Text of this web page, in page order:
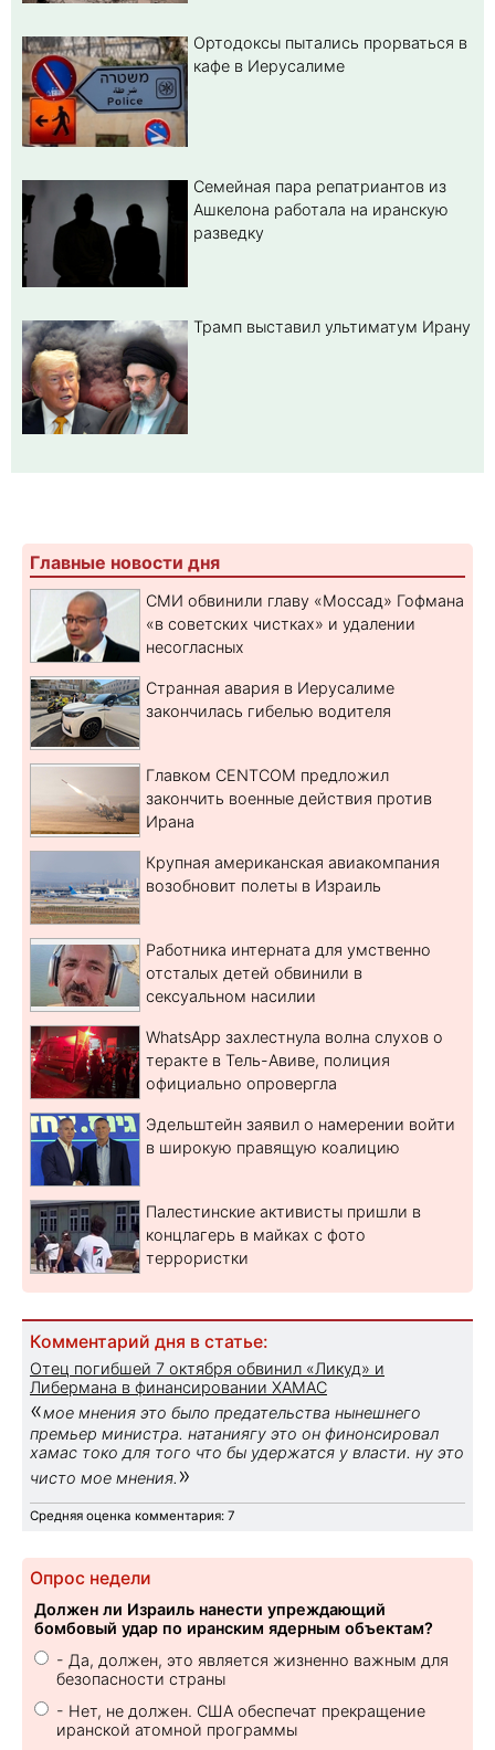
Ортодоксы пытались прорваться в
кафе в Иерусалиме
Семейная пара репатриантов из
Ашкелона работала на иранскую
разведку
Трамп выставил ультиматум Ирану
Главные новости дня
СМИ обвинили главу «Моссад» Гофмана
«в советских чистках» и удалении
несогласных
Странная авария в Иерусалиме
закончилась гибелью водителя
Главком CENTCOM предложил
закончить военные действия против
Ирана
Крупная американская авиакомпания
возобновит полеты в Израиль
Работника интерната для умственно
отсталых детей обвинили в
сексуальном насилии
WhatsApp захлестнула волна слухов о
теракте в Тель-Авиве, полиция
официально опровергла
Эдельштейн заявил о намерении войти
в широкую правящую коалицию
Палестинские активисты пришли в
концлагерь в майках с фото
террористки
Комментарий дня в статье:
Отец погибшей 7 октября обвинил «Ликуд» и
Либермана в финансировании ХАМАС
«мое мнения это было предательства нынешнего
премьер министра. натаниягу это он финонсировал
хамас токо для того что бы удержатся у власти. ну это
чисто мое мнения. »
Средняя оценка комментария: 7
Опрос недели
Должен ли Израиль нанести упреждающий
бомбовый удар по иранским ядерным объектам?
- Да, должен, это является жизненно важным для
безопасности страны
- Нет, не должен. США обеспечат прекращение
иранской атомной программы